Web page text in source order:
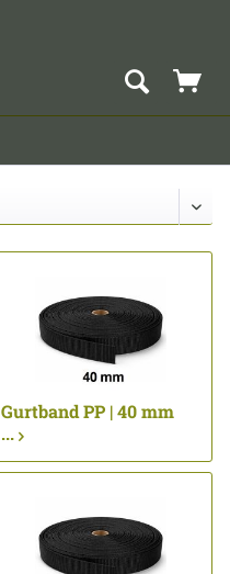
Gurtband PP | 40 mm
...